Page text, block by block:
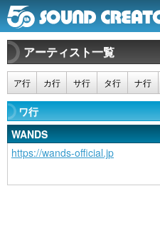
アーティスト一覧
ア行 カ行 サ行 タ行 ナ行
ワ行
WANDS
https://wands-official.jp